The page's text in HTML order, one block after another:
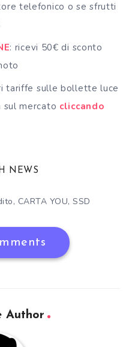
telefonico o se sfrutti
: ricevi 50€ di sconto
tariffe sulle bollette luce
mercato cliccando
NEWS
, CARTA YOU, SSD
Author